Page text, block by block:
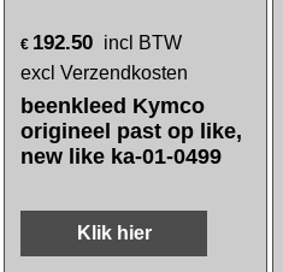
€ 192.50 incl BTW
excl Verzendkosten
beenkleed Kymco
origineel past op like,
new like ka-01-0499
Klik hier